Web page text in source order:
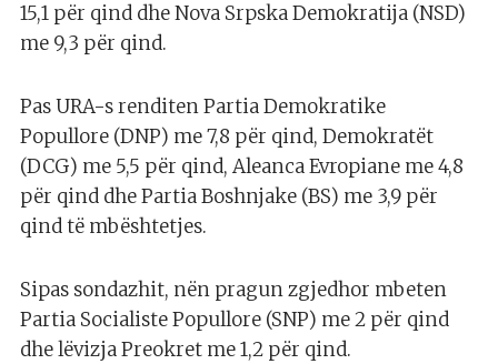
15,1 për qind dhe Nova Srpska Demokratija (NSD)
me 9,3 për qind.
Pas URA-s renditen Partia Demokratike
Popullore (DNP) me 7,8 për qind, Demokratët
(DCG) me 5,5 për qind, Aleanca Evropiane me 4,8
për qind dhe Partia Boshnjake (BS) me 3,9 për
qind të mbështetjes.
Sipas sondazhit, nën pragun zgjedhor mbeten
Partia Socialiste Popullore (SNP) me 2 për qind
dhe lëvizja Preokret me 1,2 për qind.